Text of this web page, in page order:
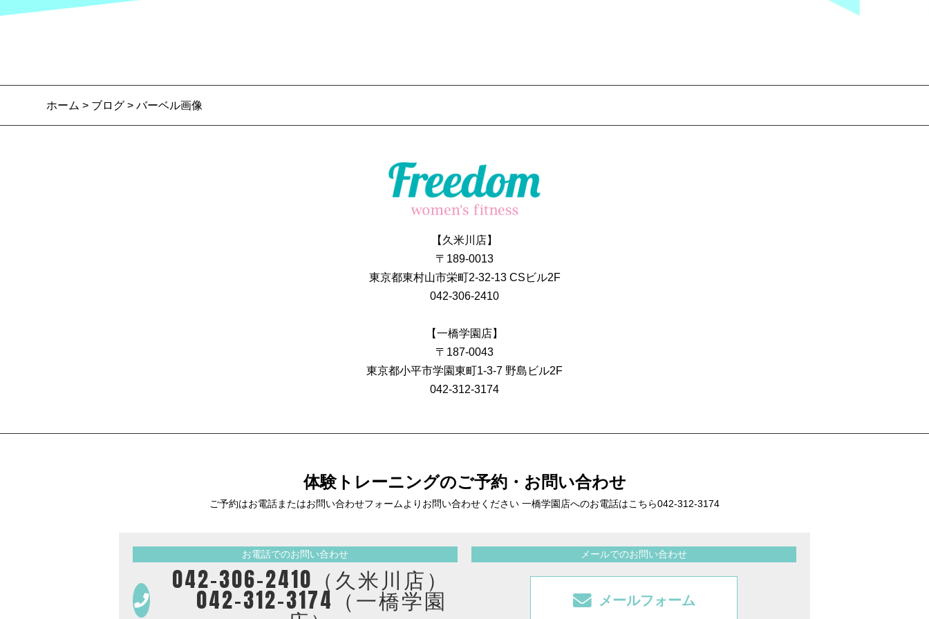
ホーム> ブログ > バーベル画像
【久米川店】
〒189-0013
東京都東村山市栄町2-32-13 CSビル2F
042-306-2410
【一橋学園店】
〒187-0043
東京都小平市学園東町1-3-7 野島ビル2F
042-312-3174
体験トレーニングのご予約・お問い合わせ
ご予約はお電話またはお問い合わせフォームより お問い合わせください 一橋学園店へのお電話はこちら042-312-3174
お電話でのお問い合わせ
042-306-2410（久米川店）
042-312-3174（一橋学園
メールでのお問い合わせ
メールフォーム